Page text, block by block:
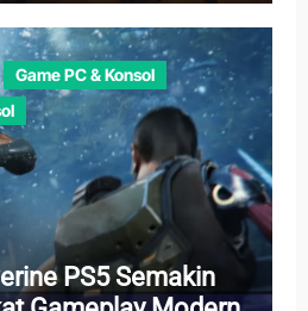
Game PC & Konsol
PS5 Semakin